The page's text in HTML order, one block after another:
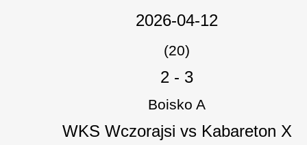
2026-04-12
(20)
2 - 3
Boisko A
WKS Wczorajsi vs Kabareton X